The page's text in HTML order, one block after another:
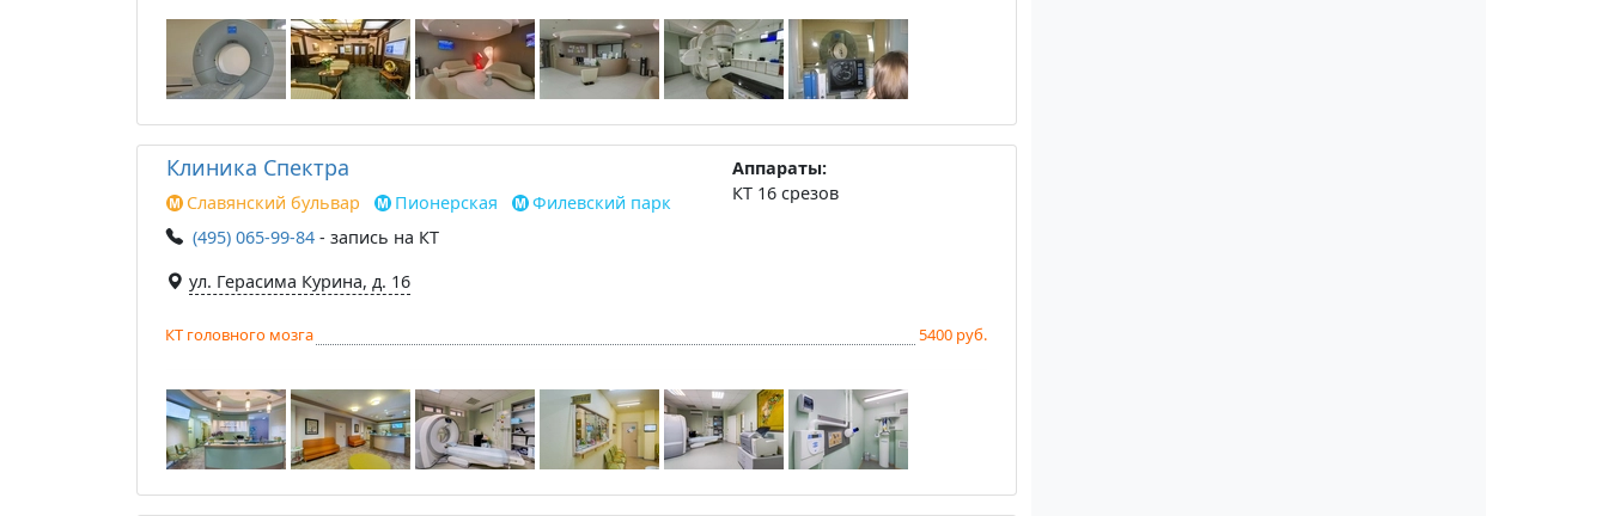
Клиника Спектра
Славянский бульвар Пионерская
Филевский парк
(495) 065-99-84 - запись на КТ
ул. Герасима Курина, д. 16
Аппараты:
КТ 16 срезов
КТ головного мозга 5400 руб.